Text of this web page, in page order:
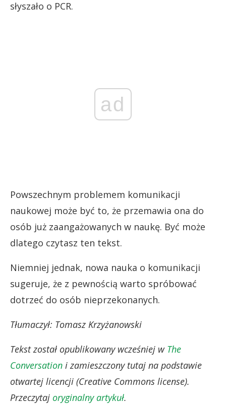
słyszało o PCR.
ad
Powszechnym problemem komunikacji
naukowej może być to, że przemawia ona do
osób już zaangażowanych w naukę. Być może
dlatego czytasz ten tekst.
Niemniej jednak, nowa nauka o komunikacji
sugeruje, że z pewnością warto spróbować
dotrzeć do osób nieprzekonanych.
Tłumaczył: Tomasz Krzyżanowski
Tekst został opublikowany wcześniej w The
Conversation i zamieszczony tutaj na podstawie
otwartej licencji (Creative Commons license).
Przeczytaj oryginalny artykuł.